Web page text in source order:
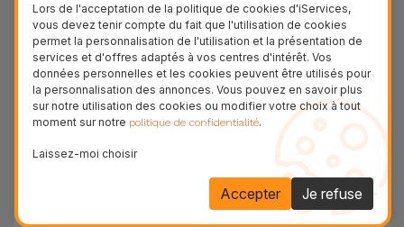
silicone
Nos coques en silicone pour iPhone ont une
construction robuste et de qualité, avec une
construction à trois couches, pour éviter au
maximum les accidents et les casses !
- Une première couche de silicone liquide
donne de la couleur et une couverture
complète à la coque arrière et au bord latéral de
votre smartphone. C'est un matériau résistant,
Lors de l'acceptation de la politique de cookies d'iServices,
vous devez tenir compte du fait que l'utilisation de cookies
permet la personnalisation de l'utilisation et la présentation de
services et d'offres adaptés à vos centres d'intérêt. Vos
données personnelles et les cookies peuvent être utilisés pour
la personnalisation des annonces. Vous pouvez en savoir plus
sur notre utilisation des cookies ou modifier votre choix à tout
moment sur notre politique de confidentialité.
Laissez-moi choisir
Je refuse
Accepter